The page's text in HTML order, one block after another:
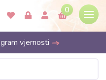
0
vjernosti